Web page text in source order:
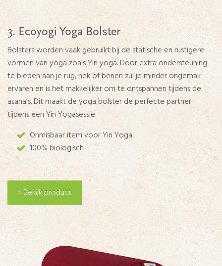
3. Ecoyogi Yoga Bolster
Bolsters worden vaak gebruikt bij de statische en rustigere
vormen van yoga zoals Yin yoga. Door extra ondersteuning
te bieden aan je rug, nek of benen zul je minder ongemak
ervaren en is het makkelijker om te ontspannen tijdens de
asana’s. Dit maakt de yoga bolster de perfecte partner
tijdens een Yin Yogasessie.
Onmisbaar item voor Yin Yoga
100% biologisch
Bekijk product